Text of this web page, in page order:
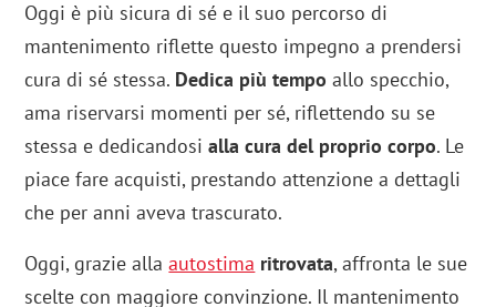
Oggi è più sicura di sé e il suo percorso di
mantenimento riflette questo impegno a prendersi
cura di sé stessa. Dedica più tempo allo specchio,
ama riservarsi momenti per sé, riflettendo su se
stessa e dedicandosialla cura del proprio corpo. Le
piace fare acquisti, prestando attenzione a dettagli
che per anni aveva trascurato.
Oggi, grazie allaautostima ritrovata, affronta le sue
scelte con maggiore convinzione. Il mantenimento